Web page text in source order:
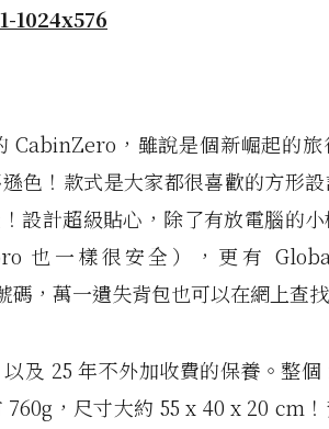
CabinZero，雖說是個新崛起的旅
色！款式是大家都很喜歡的方形
設計超級貼心，除了有放電腦的
也一樣很安全），更有
，萬一遺失背包也可以在網上查找
及 25 年不外加收費的保養。整
，尺寸大約 55 x 40 x 20 cm